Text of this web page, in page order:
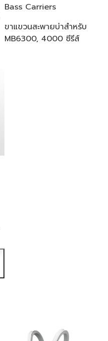
Bass Carriers
ขาแขวนสะพายบ่าสำหรับ
MB6300, 4000 ซีรีส์